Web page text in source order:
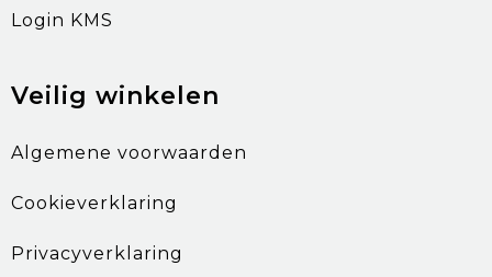
Login KMS
Veilig winkelen
Algemene voorwaarden
Cookieverklaring
Privacyverklaring